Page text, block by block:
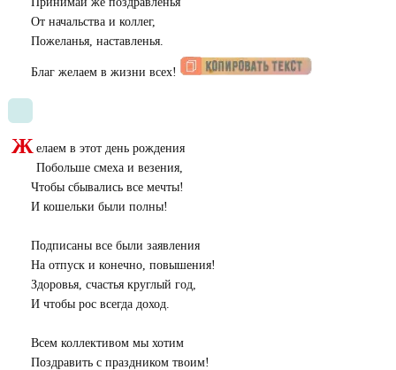
От начальства и коллег,
Пожеланья, наставленья.
Благ желаем в жизни всех!
Ж елаем в этот день рождения
Побольше смеха и везения,
Чтобы сбывались все мечты!
И кошельки были полны!
Подписаны все были заявления
На отпуск и конечно, повышения!
Здоровья, счастья круглый год,
И чтобы рос всегда доход.
Всем коллективом мы хотим
Поздравить с праздником твоим!